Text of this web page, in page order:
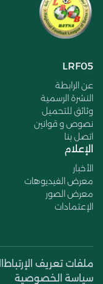
LRF05
عن الرابطة
النشرة الرسمية
وثائق للتحميل
نصوص و قوانين
اتصل بنا
الإعلام
الأخبار
معرض الفيديوهات
معرض الصور
الإعتمادات
ملفات تعريف الإرتباط
سياسة الخصوصية